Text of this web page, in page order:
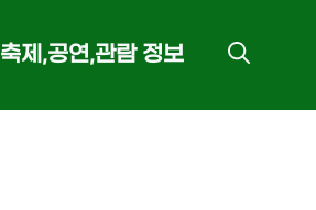
축제,공연,관람 정보